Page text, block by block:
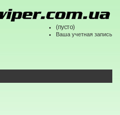
(пусто)
Ваша учетная запись